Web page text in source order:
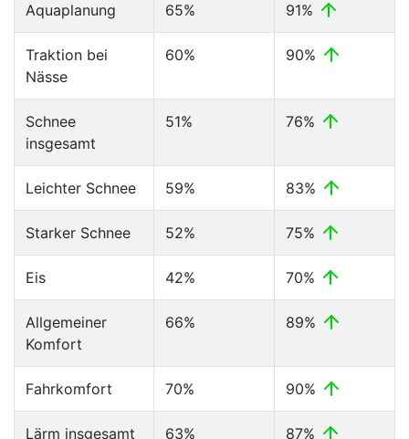
Aquaplanung 65% 91%
Traktion bei
Nässe
60% 90%
Schnee
insgesamt
51% 76%
Leichter Schnee 59% 83%
Starker Schnee 52% 75%
Eis 42% 70%
Allgemeiner
Komfort
66% 89%
Fahrkomfort 70% 90%
Lärm insgesamt 63% 87%